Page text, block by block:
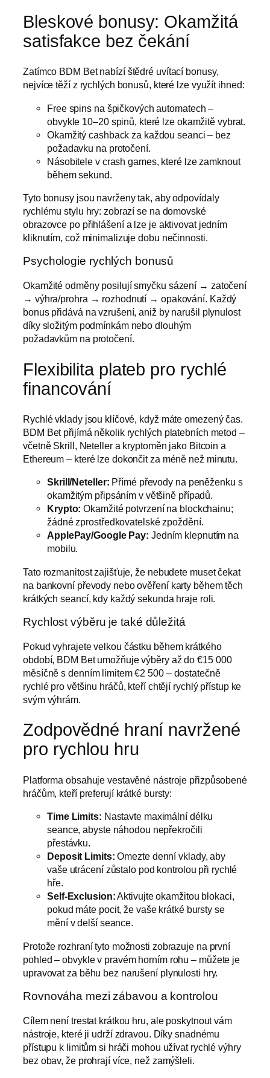
Bleskové bonusy: Okamžitá
satisfakce bez čekání
Zatímco BDM Bet nabízí štědré uvítací bonusy,
nejvíce těží z rychlých bonusů, které lze využít ihned:
Free spins na špičkových automatech –
obvykle 10–20 spinů, které lze okamžitě vybrat.
Okamžitý cashback za každou seanci – bez
požadavku na protočení.
Násobitele v crash games, které lze zamknout
během sekund.
Tyto bonusy jsou navrženy tak, aby odpovídaly
rychlému stylu hry: zobrazí se na domovské
obrazovce po přihlášení a lze je aktivovat jedním
kliknutím, což minimalizuje dobu nečinnosti.
Psychologie rychlých bonusů
Okamžité odměny posilují smyčku sázení → zatočení
→ výhra/prohra → rozhodnutí → opakování. Každý
bonus přidává na vzrušení, aniž by narušil plynulost
díky složitým podmínkám nebo dlouhým
požadavkům na protočení.
Flexibilita plateb pro rychlé
financování
Rychlé vklady jsou klíčové, když máte omezený čas.
BDM Bet přijímá několik rychlých platebních metod –
včetně Skrill, Neteller a kryptoměn jako Bitcoin a
Ethereum – které lze dokončit za méně než minutu.
Skrill/Neteller: Přímé převody na peněženku s
okamžitým připsáním v většině případů.
Krypto: Okamžité potvrzení na blockchainu;
žádné zprostředkovatelské zpoždění.
ApplePay/Google Pay: Jedním klepnutím na
mobilu.
Tato rozmanitost zajišťuje, že nebudete muset čekat
na bankovní převody nebo ověření karty během těch
krátkých seancí, kdy každý sekunda hraje roli.
Rychlost výběru je také důležitá
Pokud vyhrajete velkou částku během krátkého
období, BDM Bet umožňuje výběry až do €15 000
měsíčně s denním limitem €2 500 – dostatečně
rychlé pro většinu hráčů, kteří chtějí rychlý přístup ke
svým výhrám.
Zodpovědné hraní navržené
pro rychlou hru
Platforma obsahuje vestavěné nástroje přizpůsobené
hráčům, kteří preferují krátké bursty:
Time Limits: Nastavte maximální délku
seance, abyste náhodou nepřekročili
přestávku.
Deposit Limits: Omezte denní vklady, aby
vaše utrácení zůstalo pod kontrolou při rychlé
hře.
Self‑Exclusion:Aktivujte okamžitou blokaci,
pokud máte pocit, že vaše krátké bursty se
mění v delší seance.
Protože rozhraní tyto možnosti zobrazuje na první
pohled – obvykle v pravém horním rohu – můžete je
upravovat za běhu bez narušení plynulosti hry.
Rovnováha mezi zábavou a kontrolou
Cílem není trestat krátkou hru, ale poskytnout vám
nástroje, které ji udrží zdravou. Díky snadnému
přístupu k limitům si hráči mohou užívat rychlé výhry
bez obav, že prohrají více, než zamýšleli.